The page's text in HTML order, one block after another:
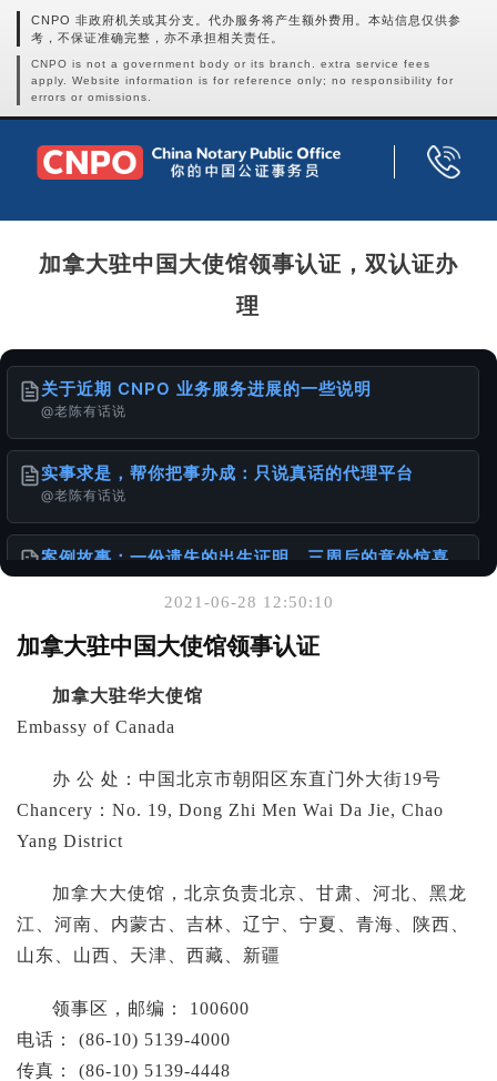
CNPO 非政府机关或其分支。代办服务将产生额外费用。本站信息仅供参
考，不保证准确完整，亦不承担相关责任。
CNPO is not a government body or its branch. extra service fees
apply. Website information is for reference only; no responsibility for
errors or omissions.
加拿大驻中国大使馆领事认证，双认证办
理
关于近期 CNPO 业务服务进展的一些说明
@老陈有话说
实事求是，帮你把事办成：只说真话的代理平台
@老陈有话说
案例故事：一份遗失的出生证明，三周后的意外惊喜
@老陈有话说
你可能也喜欢
@样本库
@老陈有话说
一张单程证，从赴港到移民的故事
2021-06-28 12:50:10
加拿大驻中国大使馆领事认证
加拿大驻华大使馆
Embassy of Canada
办 公 处：中国北京市朝阳区东直门外大街19号
Chancery：No. 19, Dong Zhi Men Wai Da Jie, Chao
Yang District
加拿大大使馆，北京负责北京、甘肃、河北、黑龙
江、河南、内蒙古、吉林、辽宁、宁夏、青海、陕西、
山东、山西、天津、西藏、新疆
领事区，邮编： 100600
电话： (86-10) 5139-4000
传真： (86-10) 5139-4448